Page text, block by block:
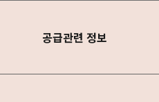
공급관련 정보